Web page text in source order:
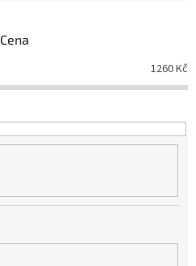
Cena
1260Kč